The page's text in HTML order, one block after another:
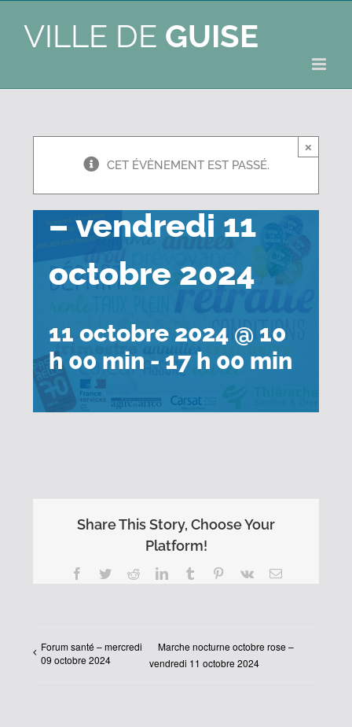
VILLE DE GUISE
×
CET ÉVÈNEMENT EST PASSÉ.
Atelier retraite
– vendredi 11
octobre 2024
11 octobre 2024 @ 10
h 00 min - 17 h 00 min
Share This Story, Choose Your
Platform!
Facebook
TwitterRedditLinkedInTumblr Pinterest
Vk Email
Forum santé – mercredi
09 octobre 2024
Marche nocturne octobre rose –
vendredi 11 octobre 2024